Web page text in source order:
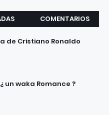
COMENTARIOS
de Cristiano Ronaldo
un waka Romance ?